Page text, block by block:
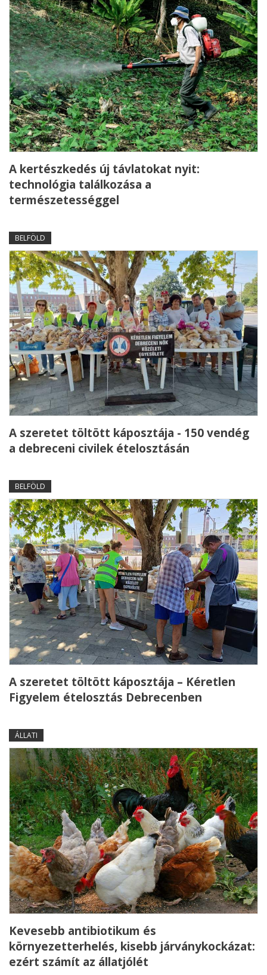
A kertészkedés új távlatokat nyit:
technológia találkozása a
természetességgel
BELFÖLD
A szeretet töltött káposztája - 150 vendég
a debreceni civilek ételosztásán
BELFÖLD
A szeretet töltött káposztája – Kéretlen
Figyelem ételosztás Debrecenben
ÁLLATI
Kevesebb antibiotikum és
környezetterhelés, kisebb járványkockázat:
ezért számít az állatjólét